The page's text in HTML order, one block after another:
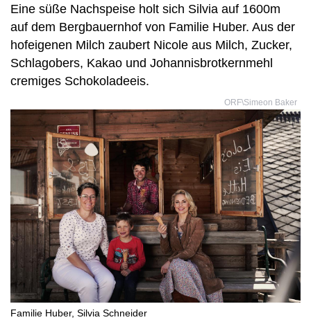
Eine süße Nachspeise holt sich Silvia auf 1600m
auf dem Bergbauernhof von Familie Huber. Aus der
hofeigenen Milch zaubert Nicole aus Milch, Zucker,
Schlagobers, Kakao und Johannisbrotkernmehl
cremiges Schokoladeeis.
ORF\Simeon Baker
Familie Huber, Silvia Schneider